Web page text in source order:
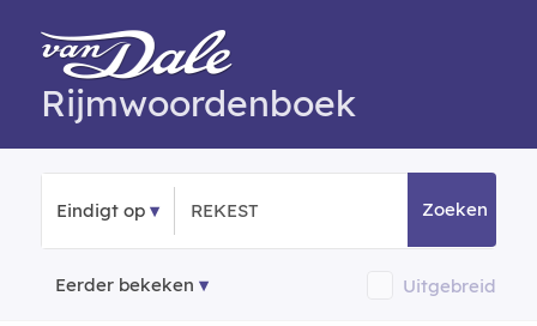
Rijmwoordenboek
Eindigt op Zoeken
Eerder bekeken Uitgebreid